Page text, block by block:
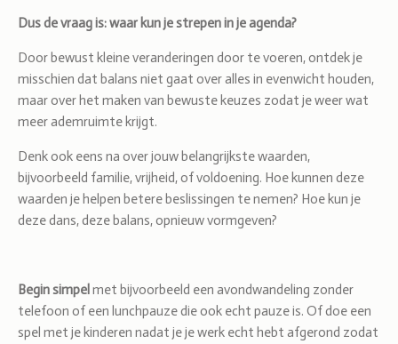
Dus de vraag is: waar kun je strepen in je agenda?
Door bewust kleine veranderingen door te voeren, ontdek je
misschien dat balans niet gaat over alles in evenwicht houden,
maar over het maken van bewuste keuzes zodat je weer wat
meer ademruimte krijgt.
Denk ook eens na over jouw belangrijkste waarden,
bijvoorbeeld familie, vrijheid, of voldoening. Hoe kunnen deze
waarden je helpen betere beslissingen te nemen? Hoe kun je
deze dans, deze balans, opnieuw vormgeven?
Begin simpel met bijvoorbeeld een avondwandeling zonder
telefoon of een lunchpauze die ook echt pauze is. Of doe een
spel met je kinderen nadat je je werk echt hebt afgerond zodat